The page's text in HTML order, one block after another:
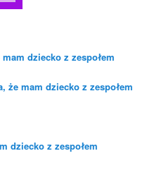
dziecko z zespołem
że mam dziecko z zespołem
dziecko z zespołem